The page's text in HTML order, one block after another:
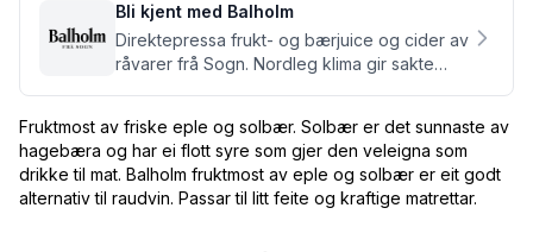
Bli kjent med Balholm
Direktepressa frukt- og bærjuice og cider av
råvarer frå Sogn. Nordleg klima gir sakte
Fruktmost av friske eple og solbær. Solbær er det sunnaste av
hagebæra og har ei flott syre som gjer den veleigna som
drikke til mat. Balholm fruktmost av eple og solbær er eit godt
alternativ til raudvin. Passar til litt feite og kraftige matrettar.